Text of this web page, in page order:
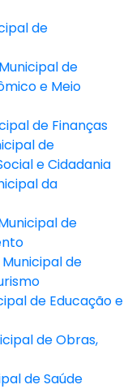
de
de
e Meio
de Finanças
de
e Cidadania
da
de
de
de Educação e
de Obras,
de Saúde